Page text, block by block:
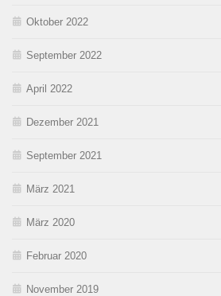
Oktober 2022
September 2022
April 2022
Dezember 2021
September 2021
März 2021
März 2020
Februar 2020
November 2019